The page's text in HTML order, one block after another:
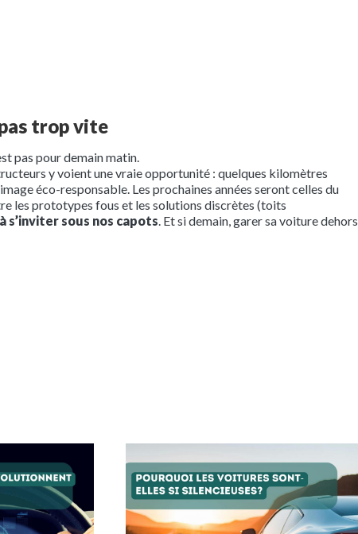
trop vite
pas pour demain matin.
y voient une vraie opportunité : quelques kilomètres
éco-responsable. Les prochaines années seront celles du
les prototypes fous et les solutions discrètes (toits
s’inviter sous nos capots . Et si demain, garer sa voiture dehors